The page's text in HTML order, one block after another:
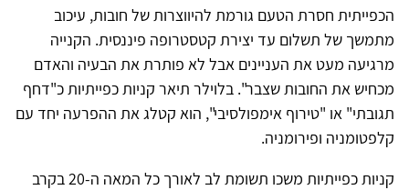
הכפייתית חסרת הטעם גורמת להיווצרות של חובות, עיכוב
מתמשך של תשלום עד יצירת קטסטרופה פיננסית. הקנייה
מרגיעה מעט את העניינים אבל לא פותרת את הבעיה והאדם
מכחיש את החובות שצבר". בלוילר תיאר קניות כפייתיות כ"דחף
תגובתי" או "טירוף אימפולסיבי", הוא קטלג את ההפרעה יחד עם
קלפטומניה ופירומניה.
קניות כפייתיות משכו תשומת לב לאורך כל המאה ה-20 בקרב